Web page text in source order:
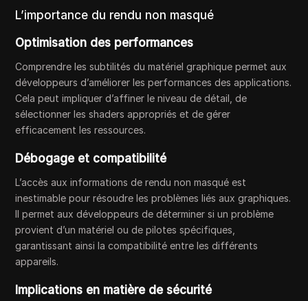
L’importance du rendu non masqué
Optimisation des performances
Comprendre les subtilités du matériel graphique permet aux
développeurs d’améliorer les performances des applications.
Cela peut impliquer d’affiner le niveau de détail, de
sélectionner les shaders appropriés et de gérer
efficacement les ressources.
Débogage et compatibilité
L’accès aux informations de rendu non masqué est
inestimable pour résoudre les problèmes liés aux graphiques.
Il permet aux développeurs de déterminer si un problème
provient d’un matériel ou de pilotes spécifiques,
garantissant ainsi la compatibilité entre les différents
appareils.
Implications en matière de sécurité